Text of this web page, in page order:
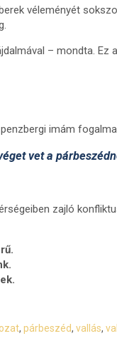
véleményét
– mondta. Ez
imám
vet a
zajló
, párbeszéd, vallás,